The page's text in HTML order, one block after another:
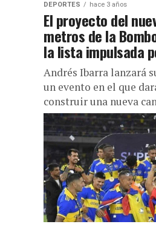
DEPORTES hace 3 años
El proyecto del
metros de la
la lista impulsada
Andrés Ibarra lanzará
un evento en el que
construir una nueva